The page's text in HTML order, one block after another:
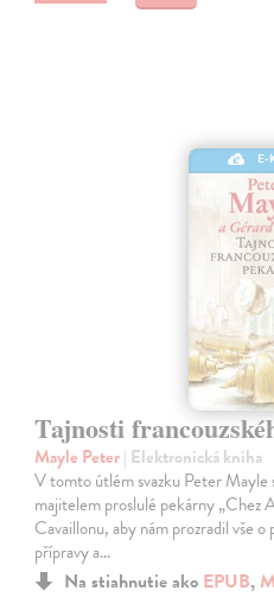
E-
Tajnosti
Mayle Peter| Elektronická kniha
V tomto útlém svazku Peter
majitelem proslulé pekárny „Chez
Cavaillonu, aby nám prozradil vše
přípravy a…
Na stiahnutie ako EPUB,